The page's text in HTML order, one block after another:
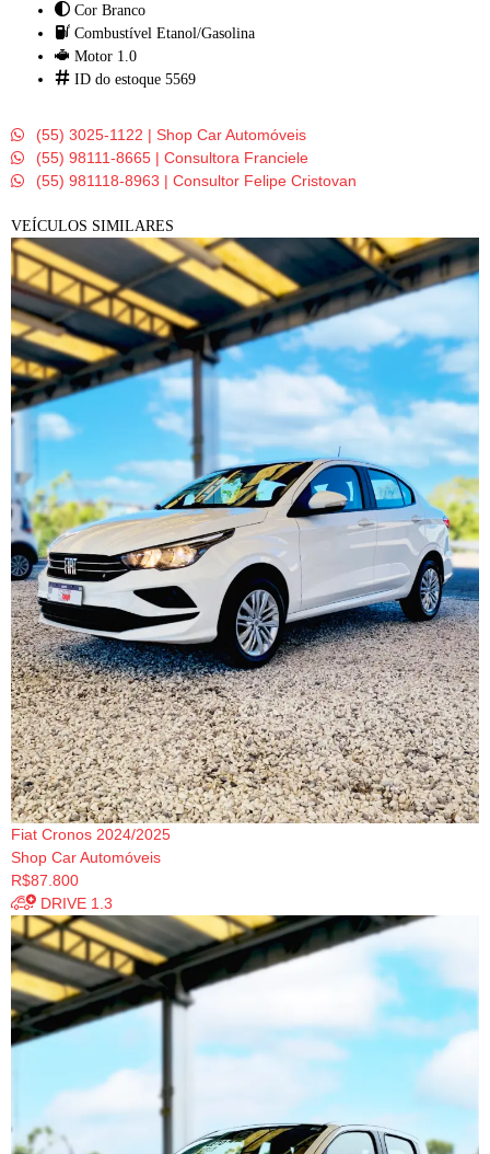
Cor Branco
Combustível Etanol/Gasolina
Motor 1.0
ID do estoque 5569
(55) 3025-1122 | Shop Car Automóveis
(55) 98111-8665 | Consultora Franciele
(55) 981118-8963 | Consultor Felipe Cristovan
VEÍCULOS SIMILARES
Fiat Cronos 2024/2025
Shop Car Automóveis
R$87.800
DRIVE 1.3